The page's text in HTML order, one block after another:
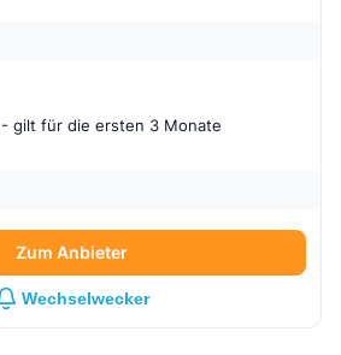
- gilt für die ersten 3 Monate
Zum Anbieter
Wechselwecker